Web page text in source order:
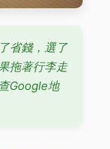
省錢，選了
拖著行李走
Google地